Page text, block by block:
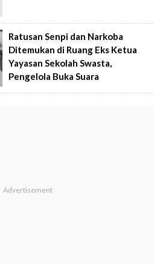
Ratusan Senpi dan Narkoba
Ditemukan di Ruang Eks Ketua
Yayasan Sekolah Swasta,
Pengelola Buka Suara